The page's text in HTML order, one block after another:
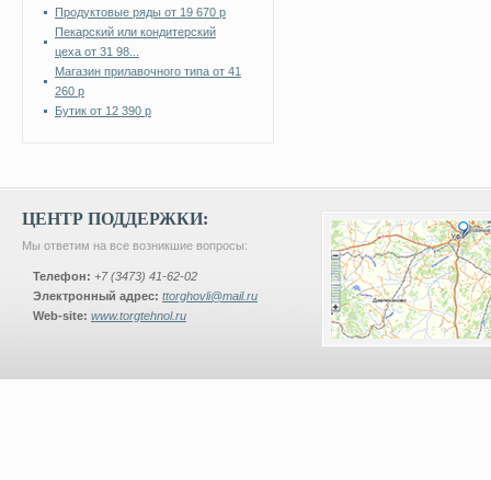
Продуктовые ряды от 19 670 р
Пекарский или кондитерский
цеха от 31 98...
Магазин прилавочного типа от 41
260 р
Бутик от 12 390 р
ЦЕНТР ПОДДЕРЖКИ:
Мы ответим на все возникшие вопросы:
Телефон: +7 (3473) 41-62-02
Электронный адрес: ttorghovli@mail.ru
Web-site: www.torgtehnol.ru